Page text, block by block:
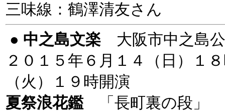
三味線：鶴澤清友さん
● 中之島文楽 大阪市中之島
２０１５年６月１４（日）１
（火）１９時開演
夏祭浪花鑑 「長町裏の段」